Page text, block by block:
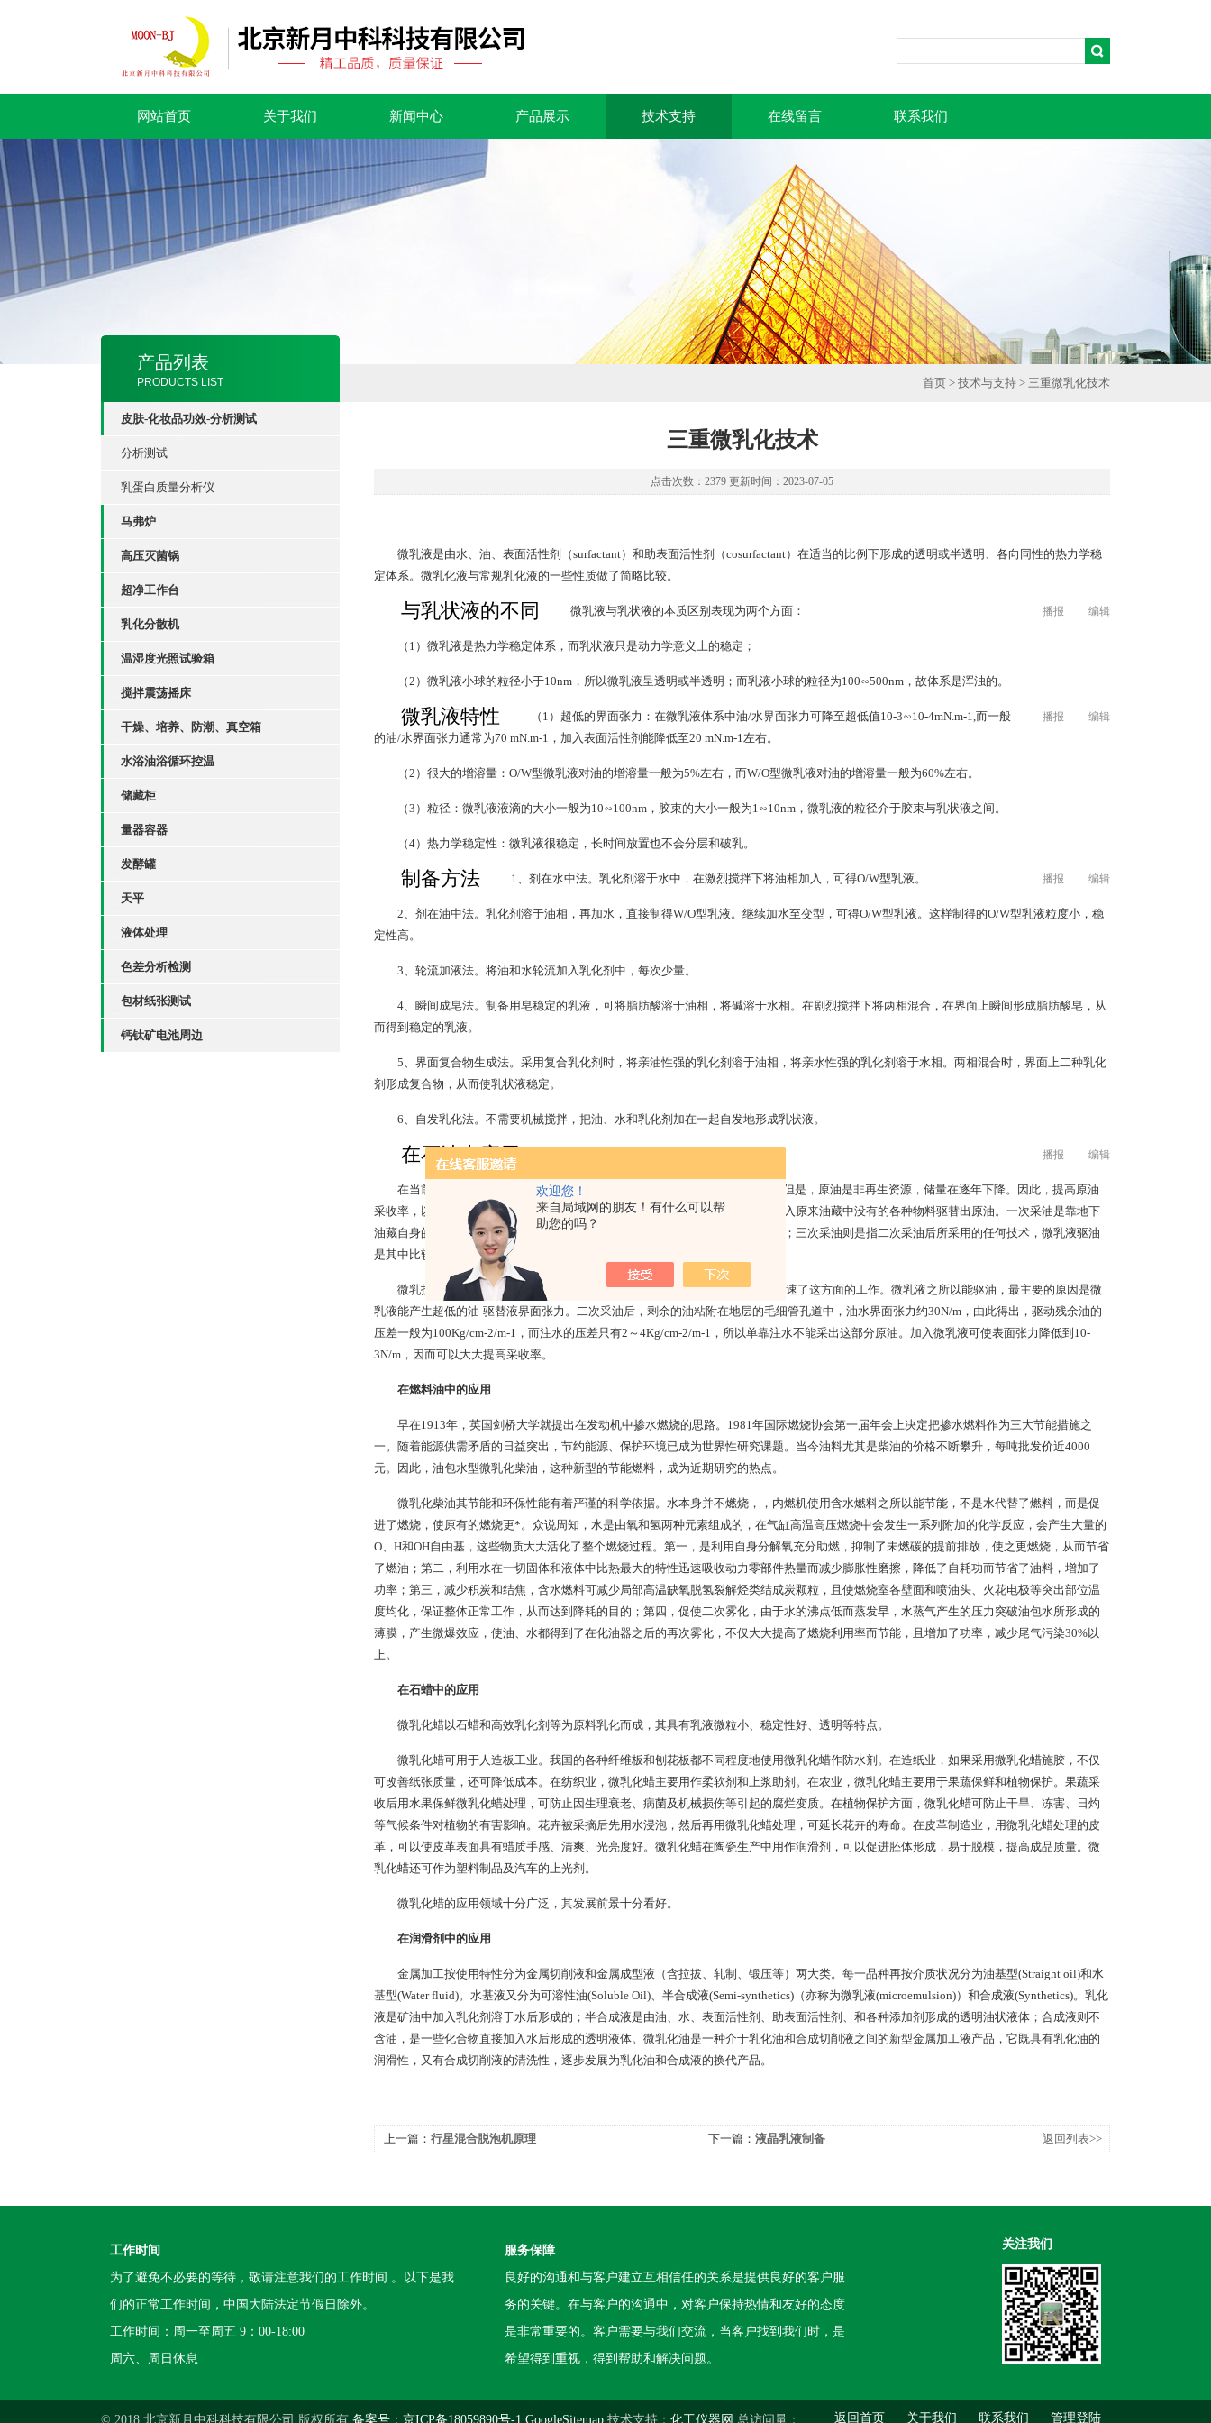
欢迎您！
来自局域网的朋友！有什么可以帮
助您的吗？
网站首页 关于我们 新闻中心 产品展示 技术支持 在线留言 联系我们
产品列表
PRODUCTS LIST
皮肤-化妆品功效-分析测试
分析测试
乳蛋白质量分析仪
马弗炉
高压灭菌锅
超净工作台
乳化分散机
温湿度光照试验箱
搅拌震荡摇床
干燥、培养、防潮、真空箱
水浴油浴循环控温
储藏柜
量器容器
发酵罐
天平
液体处理
色差分析检测
包材纸张测试
钙钛矿电池周边
首页 > 技术与支持 > 三重微乳化技术
三重微乳化技术
点击次数：2379 更新时间：2023-07-05
微乳液是由水、油、表面活性剂（surfactant）和助表面活性剂（cosurfactant）在适当的比例下形成的透明或半透明、各向同性的热力学稳
定体系。微乳化液与常规乳化液的一些性质做了简略比较。
与乳状液的不同 编辑
播报
微乳液与乳状液的本质区别表现为两个方面：
（1）微乳液是热力学稳定体系，而乳状液只是动力学意义上的稳定；
（2）微乳液小球的粒径小于10nm，所以微乳液呈透明或半透明；而乳液小球的粒径为100∽500nm，故体系是浑浊的。
微乳液特性 编辑
播报
（1）超低的界面张力：在微乳液体系中油/水界面张力可降至超低值10-3∽10-4mN.m-1,而一般
的油/水界面张力通常为70 mN.m-1，加入表面活性剂能降低至20 mN.m-1左右。
（2）很大的增溶量：O/W型微乳液对油的增溶量一般为5%左右，而W/O型微乳液对油的增溶量一般为60%左右。
（3）粒径：微乳液液滴的大小一般为10∽100nm，胶束的大小一般为1∽10nm，微乳液的粒径介于胶束与乳状液之间。
（4）热力学稳定性：微乳液很稳定，长时间放置也不会分层和破乳。
制备方法 编辑
播报
1、剂在水中法。乳化剂溶于水中，在激烈搅拌下将油相加入，可得O/W型乳液。
2、剂在油中法。乳化剂溶于油相，再加水，直接制得W/O型乳液。继续加水至变型，可得O/W型乳液。这样制得的O/W型乳液粒度小，稳
定性高。
3、轮流加液法。将油和水轮流加入乳化剂中，每次少量。
4、瞬间成皂法。制备用皂稳定的乳液，可将脂肪酸溶于油相，将碱溶于水相。在剧烈搅拌下将两相混合，在界面上瞬间形成脂肪酸皂，从
而得到稳定的乳液。
5、界面复合物生成法。采用复合乳化剂时，将亲油性强的乳化剂溶于油相，将亲水性强的乳化剂溶于水相。两相混合时，界面上二种乳化
剂形成复合物，从而使乳状液稳定。
6、自发乳化法。不需要机械搅拌，把油、水和乳化剂加在一起自发地形成乳状液。
在石油中应用 编辑
播报
在当前各种各样的能源中，原油发挥着重要的作用，约占世界能源的40%。但是，原油是非再生资源，储量在逐年下降。因此，提高原油
采收率，以增加原油供应，其重要性不言而喻。所谓提高原油采收率是指通过注入原来油藏中没有的各种物料驱替出原油。一次采油是靠地下
油藏自身的压力开采；二次采油是指用注气或注水等手段使油藏中局部增加压力；三次采油则是指二次采油后所采用的任何技术，微乳液驱油
是其中比较有效的一种。
微乳技术用于三次采油，从60年代就已开始，70年代的两次石油危机大大加速了这方面的工作。微乳液之所以能驱油，最主要的原因是微
乳液能产生超低的油-驱替液界面张力。二次采油后，剩余的油粘附在地层的毛细管孔道中，油水界面张力约30N/m，由此得出，驱动残余油的
压差一般为100Kg/cm-2/m-1，而注水的压差只有2～4Kg/cm-2/m-1，所以单靠注水不能采出这部分原油。加入微乳液可使表面张力降低到10-
3N/m，因而可以大大提高采收率。
在燃料油中的应用
早在1913年，英国剑桥大学就提出在发动机中掺水燃烧的思路。1981年国际燃烧协会第一届年会上决定把掺水燃料作为三大节能措施之
一。随着能源供需矛盾的日益突出，节约能源、保护环境已成为世界性研究课题。当今油料尤其是柴油的价格不断攀升，每吨批发价近4000
元。因此，油包水型微乳化柴油，这种新型的节能燃料，成为近期研究的热点。
微乳化柴油其节能和环保性能有着严谨的科学依据。水本身并不燃烧，，内燃机使用含水燃料之所以能节能，不是水代替了燃料，而是促
进了燃烧，使原有的燃烧更*。众说周知，水是由氧和氢两种元素组成的，在气缸高温高压燃烧中会发生一系列附加的化学反应，会产生大量的
O、H和OH自由基，这些物质大大活化了整个燃烧过程。第一，是利用自身分解氧充分助燃，抑制了未燃碳的提前排放，使之更燃烧，从而节省
了燃油；第二，利用水在一切固体和液体中比热最大的特性迅速吸收动力零部件热量而减少膨胀性磨擦，降低了自耗功而节省了油料，增加了
功率；第三，减少积炭和结焦，含水燃料可减少局部高温缺氧脱氢裂解烃类结成炭颗粒，且使燃烧室各壁面和喷油头、火花电极等突出部位温
度均化，保证整体正常工作，从而达到降耗的目的；第四，促使二次雾化，由于水的沸点低而蒸发早，水蒸气产生的压力突破油包水所形成的
薄膜，产生微爆效应，使油、水都得到了在化油器之后的再次雾化，不仅大大提高了燃烧利用率而节能，且增加了功率，减少尾气污染30%以
上。
在石蜡中的应用
微乳化蜡以石蜡和高效乳化剂等为原料乳化而成，其具有乳液微粒小、稳定性好、透明等特点。
微乳化蜡可用于人造板工业。我国的各种纤维板和刨花板都不同程度地使用微乳化蜡作防水剂。在造纸业，如果采用微乳化蜡施胶，不仅
可改善纸张质量，还可降低成本。在纺织业，微乳化蜡主要用作柔软剂和上浆助剂。在农业，微乳化蜡主要用于果蔬保鲜和植物保护。果蔬采
收后用水果保鲜微乳化蜡处理，可防止因生理衰老、病菌及机械损伤等引起的腐烂变质。在植物保护方面，微乳化蜡可防止干旱、冻害、日灼
等气候条件对植物的有害影响。花卉被采摘后先用水浸泡，然后再用微乳化蜡处理，可延长花卉的寿命。在皮革制造业，用微乳化蜡处理的皮
革，可以使皮革表面具有蜡质手感、清爽、光亮度好。微乳化蜡在陶瓷生产中用作润滑剂，可以促进胚体形成，易于脱模，提高成品质量。微
乳化蜡还可作为塑料制品及汽车的上光剂。
微乳化蜡的应用领域十分广泛，其发展前景十分看好。
在润滑剂中的应用
金属加工按使用特性分为金属切削液和金属成型液（含拉拔、轧制、锻压等）两大类。每一品种再按介质状况分为油基型(Straight oil)和水
基型(Water fluid)。水基液又分为可溶性油(Soluble Oil)、半合成液(Semi-synthetics)（亦称为微乳液(microemulsion)）和合成液(Synthetics)。乳化
液是矿油中加入乳化剂溶于水后形成的；半合成液是由油、水、表面活性剂、助表面活性剂、和各种添加剂形成的透明油状液体；合成液则不
含油，是一些化合物直接加入水后形成的透明液体。微乳化油是一种介于乳化油和合成切削液之间的新型金属加工液产品，它既具有乳化油的
润滑性，又有合成切削液的清洗性，逐步发展为乳化油和合成液的换代产品。
上一篇： 行星混合脱泡机原理 下一篇： 液晶乳液制备 返回列表>>
工作时间
为了避免不必要的等待，敬请注意我们的工作时间 。以下是我
们的正常工作时间，中国大陆法定节假日除外。
工作时间：周一至周五 9：00-18:00
周六、周日休息
服务保障
良好的沟通和与客户建立互相信任的关系是提供良好的客户服
务的关键。在与客户的沟通中，对客户保持热情和友好的态度
是非常重要的。客户需要与我们交流，当客户找到我们时，是
希望得到重视，得到帮助和解决问题。
关注我们
© 2018 北京新月中科科技有限公司 版权所有 备案号：京ICP备18059890号-1 GoogleSitemap 技术支持： 化工仪器网 总访问量： 返回首页 关于我们 联系我们 管理登陆